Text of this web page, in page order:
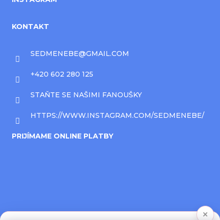
KONTAKT
SEDMENEBE@GMAIL.COM
+420 602 280 125
STAŇTE SE NAŠIMI FANOUŠKY
HTTPS://WWW.INSTAGRAM.COM/SEDMENEBE/
PRIJÍMAME ONLINE PLATBY
×